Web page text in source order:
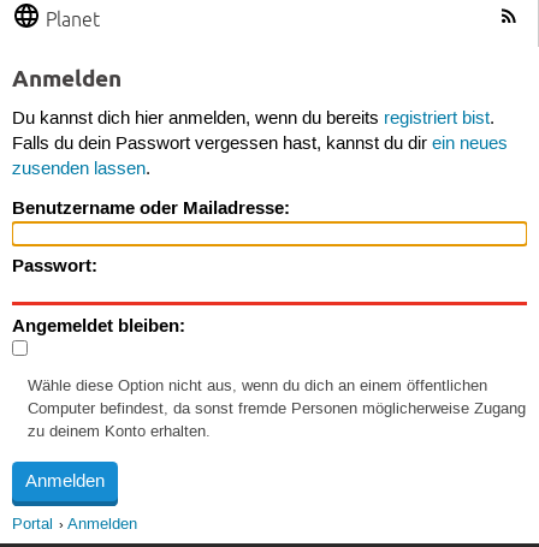
Planet
Anmelden
Du kannst dich hier anmelden, wenn du bereits registriert bist.
Falls du dein Passwort vergessen hast, kannst du dir ein neues
zusenden lassen.
Benutzername oder Mailadresse:
Passwort:
Angemeldet bleiben:
Wähle diese Option nicht aus, wenn du dich an einem öffentlichen
Computer befindest, da sonst fremde Personen möglicherweise Zugang
zu deinem Konto erhalten.
Portal Anmelden